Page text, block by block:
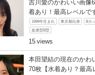
吉川愛のかわいい画像
着あり！最高レベルで
1999年生まれ 東京都出身 Bカ
血液型B型
15
本田望結の現在のかわ
70枚【水着あり？最高